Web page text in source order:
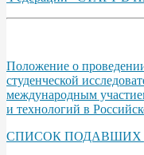
Положение о
студенческой
международным
и технологий в
СПИСОК ПОДАВШИХ